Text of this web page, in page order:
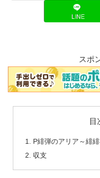
LINE
スポ
目
P緋弾のアリア～緋
収支